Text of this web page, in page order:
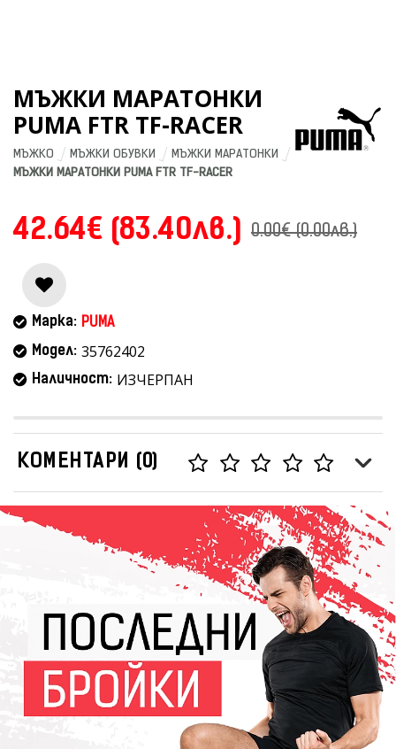
МЪЖКИ МАРАТОНКИ
PUMA FTR TF-RACER
МЪЖКО МЪЖКИ ОБУВКИ
МЪЖКИ МАРАТОНКИ
МЪЖКИ МАРАТОНКИ PUMA FTR TF-RACER
42.64€ (83.40лв.) 0.00€ (0.00лв.)
Марка: PUMA
Модел: 35762402
Наличност: ИЗЧЕРПАН
КОМЕНТАРИ (0)